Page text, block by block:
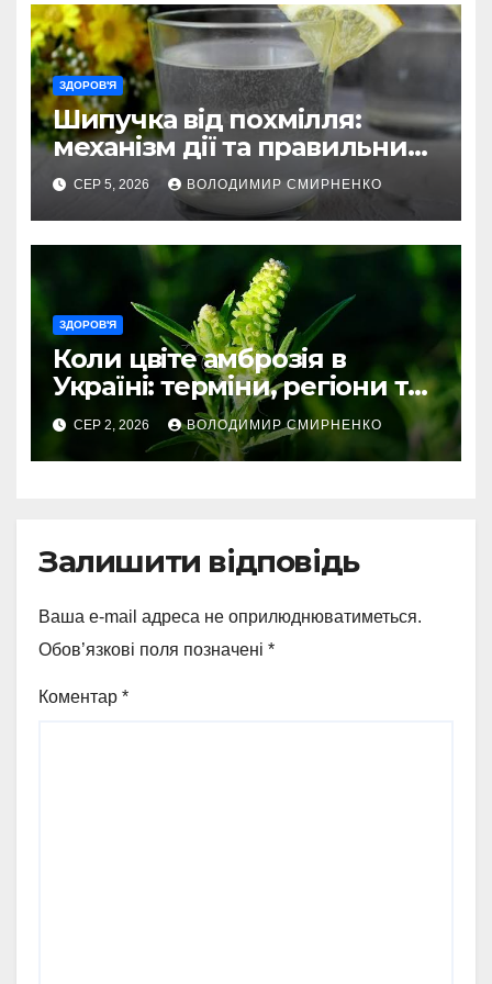
ЗДОРОВ'Я
Шипучка від похмілля:
механізм дії та правильний
вибір
СЕР 5, 2026 ВОЛОДИМИР СМИРНЕНКО
ЗДОРОВ'Я
Коли цвіте амброзія в
Україні: терміни, регіони та
ризики
СЕР 2, 2026 ВОЛОДИМИР СМИРНЕНКО
Залишити відповідь
Ваша e-mail адреса не оприлюднюватиметься.
Обов’язкові поля позначені *
Коментар *